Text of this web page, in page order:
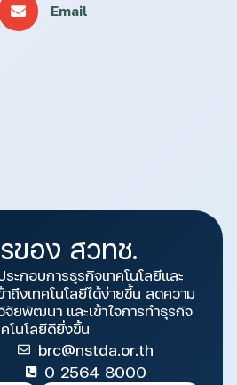
Email
ของ สวทช.
ะกอบการธุรกิจเทคโนโลยีและ
ถึงเทคโนโลยีได้ง่ายขึ้น ลดความ
ยพัฒนา และเข้าใจการทำธุรกิจ
คโนโลยีดียิ่งขึ้น
brc@nstda.or.th
0 2564 8000